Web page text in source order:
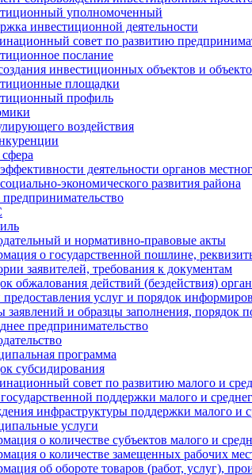
уполномоченный
инвестиционной деятельности
совет по развитию
послание
инвестиционных объектов и
площадки
профиль
воздействия
деятельности органов
экономического развития района
и нормативно-правовые акты
о государственной пошлине,
заявителей, требования к документам
обжалования действий (бездействия)
услуг и порядок
и образцы заполнения, порядок
предпринимательство
программа
субсидирования
совет по развитию малого и
поддержки малого и
инфраструктуры поддержки малого и
услуги
о количестве субъектов малого и
о количестве замещенных рабочих
об обороте товаров (работ, услуг),